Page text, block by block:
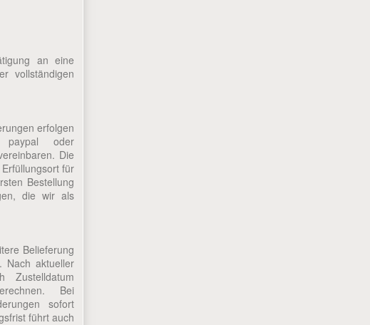
an eine
vollständigen
erfolgen
paypal oder
Die
für
Bestellung
die wir als
Belieferung
Nach aktueller
Zustelldatum
Bei
sofort
führt auch